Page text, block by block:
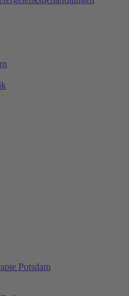
Potsdam